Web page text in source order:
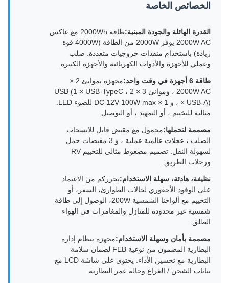
الخصائص الخاصة
القدرة الهائلة والجودة المبنية:
طاقة 2000Wh مع عاكس
2000W AC يوفر 2000W من الطاقة (4000W قوة
زيادة) باستخدام منفذات خروجيات متعددة. صلب
وعملي للأجهزة والأدوات الكهربائية والأجهزة الكبيرة.
طاقة 6 أجهزة في وقت واحد:
مجهزة بموانئ 2 ×
2000W AC ، وموانئ 3 × USB (1 × USB-TypeC ، 2
مثالية للتخييم ، أو التمهيد ، أو التوصيل.
مصممة لتحملها:محمول مع مقبض قابل للانسحاب
الصلب ، عجلات عالمية عملية ، و 3 مقبضات حمل
لسهولة النقل. تصميم مضغوط مثالي للتخييم RV
ورحلات الطريق.
نظيفة، هادئة، سهلة الاستخدام:تحرركم من الاعتماد
على الوقود الأحفوري لحالات الطوارئ، السفر، أو
التخييم مع ألواحنا الشمسية 200W، الوصول إلى طاقة
شمسية غير محدودة للمنازل والمغامرات في الهواء
الطلق.
مصممة بأمان وسهلة الاستخدام:مجهزة بنظام إدارة
البطارية المضمون من نوعية FEB لضمان سلامة
البطارية مع تحسين الأداء. يحتوي على شاشة LCD مع
بيانات الشحن / الفراغ وحالة عمر البطارية.